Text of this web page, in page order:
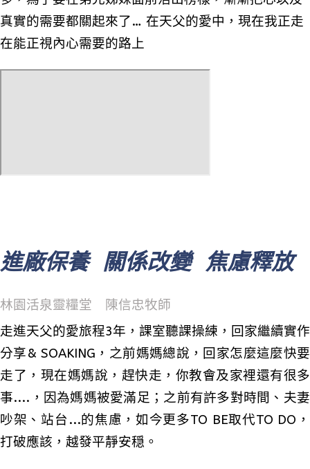
真實的需要都關起來了… 在天父的愛中，現在我正走
在能正視內心需要的路上
進廠保養 關係改變 焦慮釋放
林園活泉靈糧堂 陳信忠牧師
走進天父的愛旅程3年，課室聽課操練，回家繼續實作
分享& SOAKING，之前媽媽總說，回家怎麼這麼快要
走了，現在媽媽說，趕快走，你教會及家裡還有很多
事....，因為媽媽被愛滿足；之前有許多對時間、夫妻
吵架、站台...的焦慮，如今更多TO BE取代TO DO，
打破應該，越發平靜安穏。